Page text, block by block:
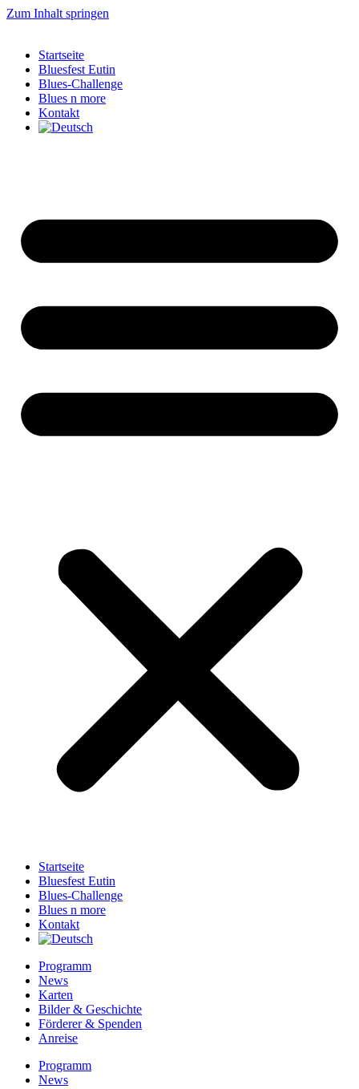
Zum Inhalt springen
Startseite
Bluesfest Eutin
Blues-Challenge
Blues n more
Kontakt
Startseite
Bluesfest Eutin
Blues-Challenge
Blues n more
Kontakt
Programm
News
Karten
Bilder & Geschichte
Förderer & Spenden
Anreise
Programm
News